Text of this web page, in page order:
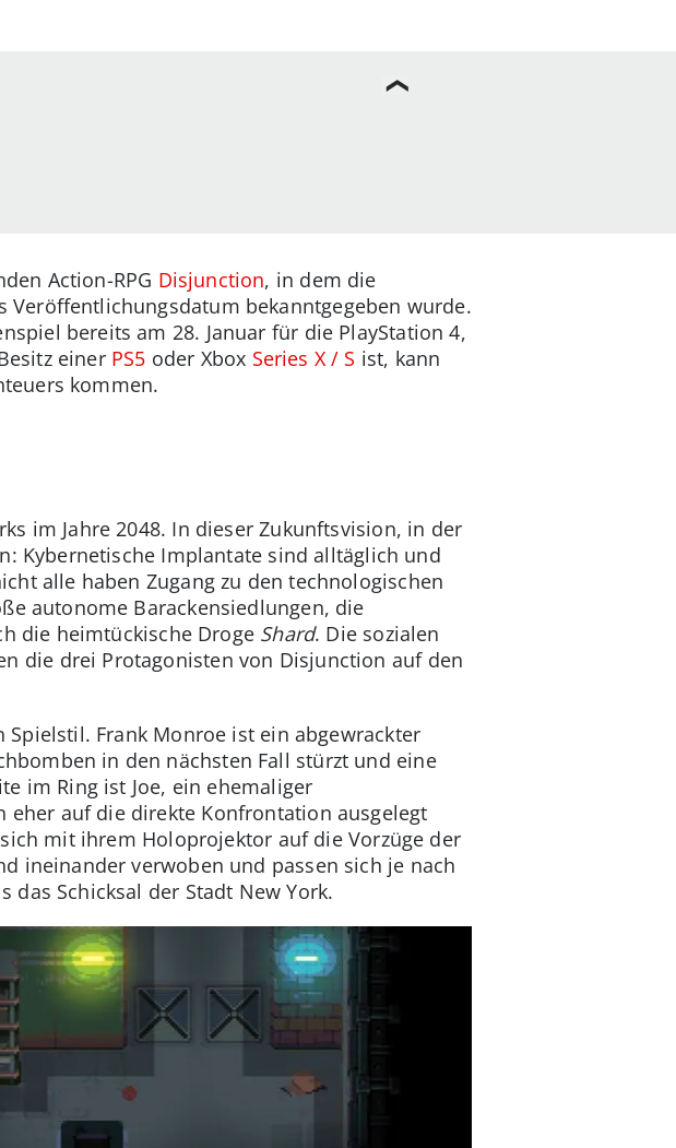
Action-RPG Disjunction, in dem die
Veröffentlichungsdatum bekanntgegeben wurde.
bereits am 28. Januar für die PlayStation 4,
einer PS5 oder Xbox Series X / S ist, kann
kommen.
im Jahre 2048. In dieser Zukunftsvision, in der
Kybernetische Implantate sind alltäglich und
alle haben Zugang zu den technologischen
autonome Barackensiedlungen, die
die heimtückische Droge Shard. Die sozialen
die drei Protagonisten von Disjunction auf den
Frank Monroe ist ein abgewrackter
in den nächsten Fall stürzt und eine
im Ring ist Joe, ein ehemaliger
eher auf die direkte Konfrontation ausgelegt
mit ihrem Holoprojektor auf die Vorzüge der
ineinander verwoben und passen sich je nach
das Schicksal der Stadt New York.